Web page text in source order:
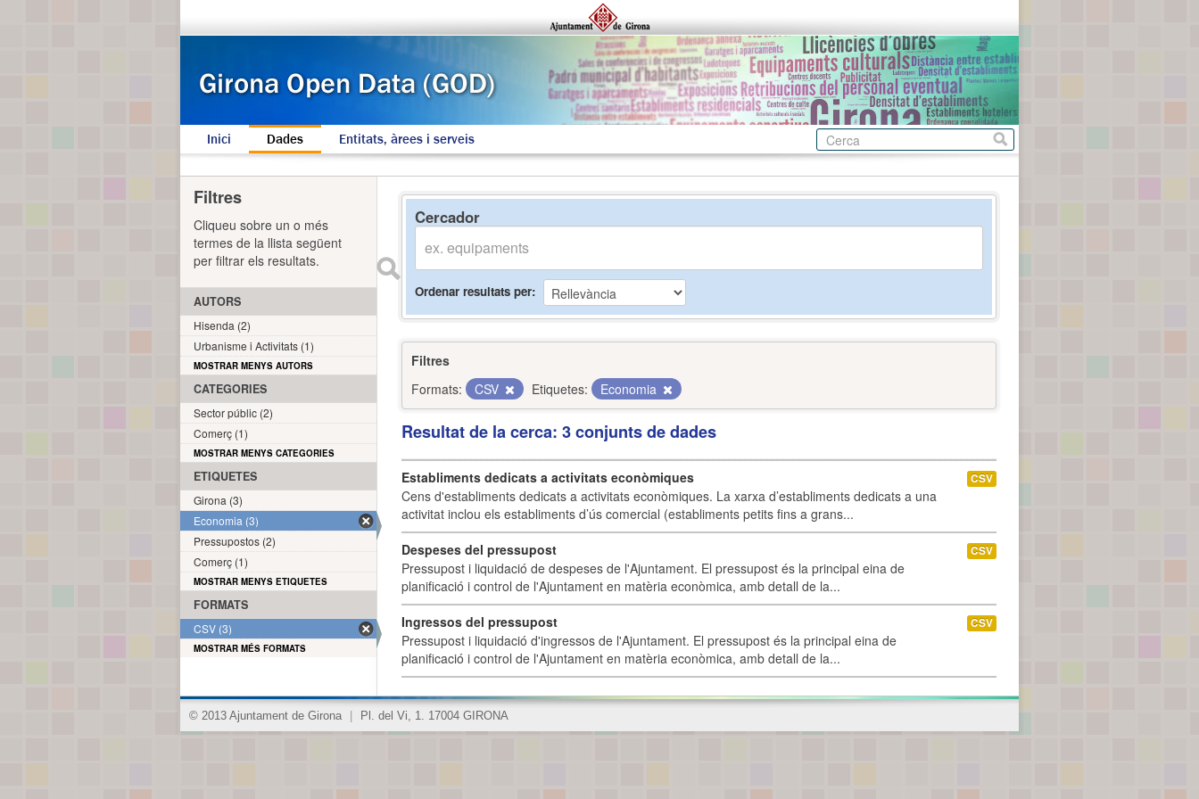
Inici Dades Entitats, àrees i serveis
Cercador
Ordenar resultats per
Filtres
Formats:
CSV Etiquetes: Economia
Resultat de la cerca: 3 conjunts de dades
Establiments dedicats a activitats econòmiques
Cens d'establiments dedicats a activitats econòmiques. La xarxa d’establiments dedicats a una
activitat inclou els establiments d’ús comercial (establiments petits fins a grans...
CSV
Despeses del pressupost
Pressupost i liquidació de despeses de l'Ajuntament. El pressupost és la principal eina de
planificació i control de l'Ajuntament en matèria econòmica, amb detall de la...
CSV
Ingressos del pressupost
Pressupost i liquidació d'ingressos de l'Ajuntament. El pressupost és la principal eina de
planificació i control de l'Ajuntament en matèria econòmica, amb detall de la...
CSV
Filtres
Cliqueu sobre un o més
termes de la llista següent
per filtrar els resultats.
AUTORS
Hisenda (2)
Urbanisme i Activitats (1)
MOSTRAR MENYS AUTORS
CATEGORIES
Sector públic (2)
Comerç (1)
MOSTRAR MENYS CATEGORIES
ETIQUETES
Girona (3)
Economia (3)
Pressupostos (2)
Comerç (1)
MOSTRAR MENYS ETIQUETES
FORMATS
CSV (3)
MOSTRAR MÉS FORMATS
© 2013 Ajuntament de Girona Pl. del Vi, 1. 17004 GIRONA